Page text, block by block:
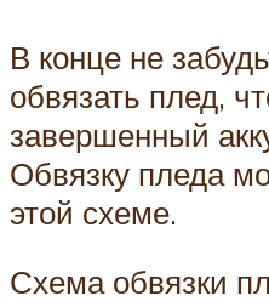
В конце не
обвязать плед,
завершенный
Обвязку пледа
этой схеме.
Схема обвязки